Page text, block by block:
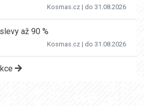
Kosmas.cz | do 31.08.2026
až 90 %
Kosmas.cz | do 31.08.2026